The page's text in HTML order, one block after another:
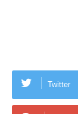
Twitter